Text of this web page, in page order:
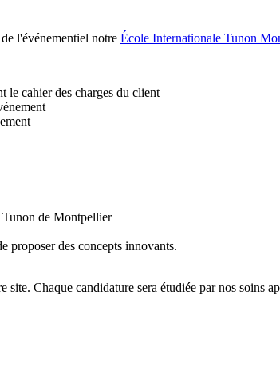
l'événementiel notre École Internationale Tunon
le cahier des charges du client
de Montpellier
proposer des concepts innovants.
Chaque candidature sera étudiée par nos soins